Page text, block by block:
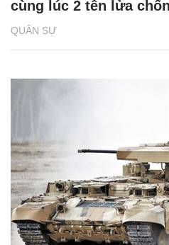
QUÂN SỰ
cùng lúc 2 tên lửa